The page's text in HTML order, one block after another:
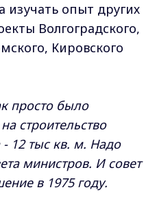
изучать опыт других
Волгоградского,
Кировского
просто было
строительство
12 тыс кв. м. Надо
министров. И совет
в 1975 году.